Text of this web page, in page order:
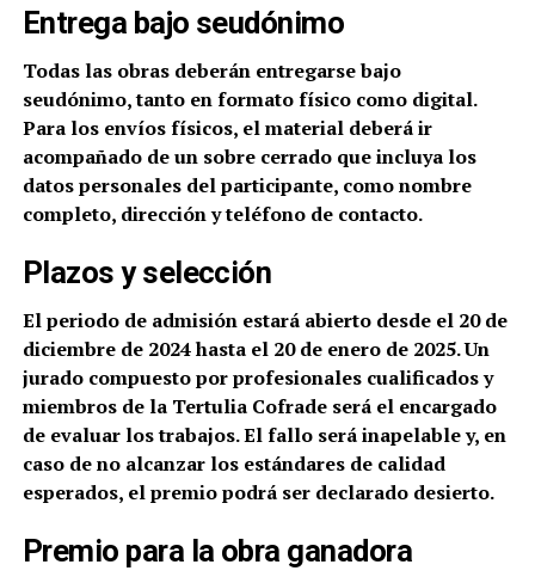
Entrega bajo seudónimo
Todas las obras deberán entregarse bajo
seudónimo, tanto en formato físico como digital.
Para los envíos físicos, el material deberá ir
acompañado de un sobre cerrado que incluya los
datos personales del participante, como nombre
completo, dirección y teléfono de contacto.
Plazos y selección
El periodo de admisión estará abierto desde el 20 de
diciembre de 2024 hasta el 20 de enero de 2025. Un
jurado compuesto por profesionales cualificados y
miembros de la Tertulia Cofrade será el encargado
de evaluar los trabajos. El fallo será inapelable y, en
caso de no alcanzar los estándares de calidad
esperados, el premio podrá ser declarado desierto.
Premio para la obra ganadora